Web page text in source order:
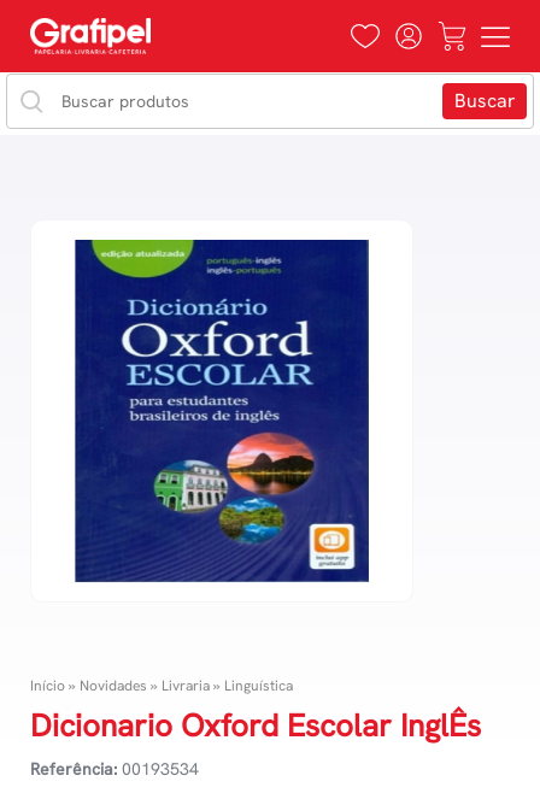
Início» Novidades » Livraria» Linguística
Dicionario Oxford Escolar InglÊs
Referência: 00193534